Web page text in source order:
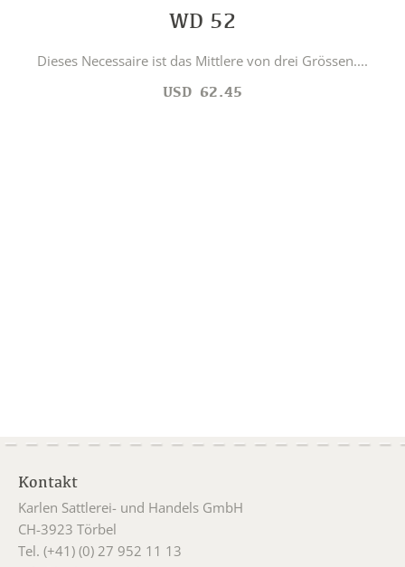
WD 52
Dieses Necessaire ist das Mittlere von drei Grössen....
USD 62.45
Kontakt
Karlen Sattlerei- und Handels GmbH
CH-3923 Törbel
Tel. (+41) (0) 27 952 11 13